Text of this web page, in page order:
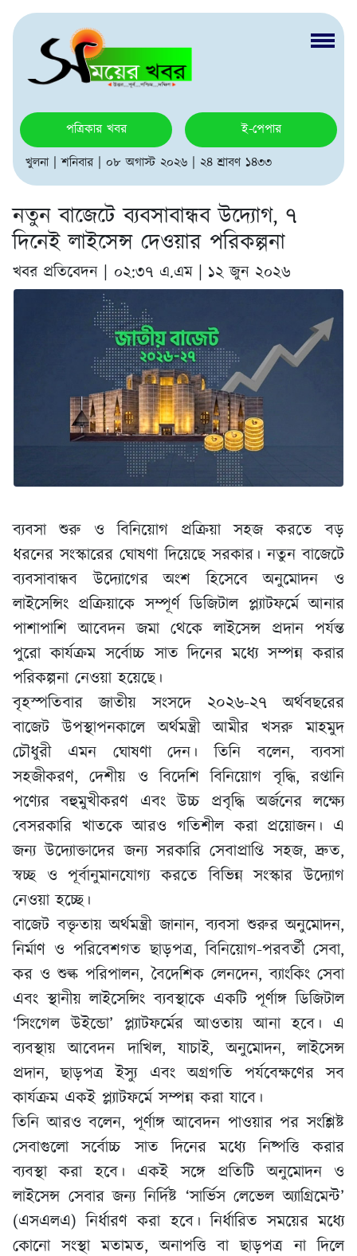
পত্রিকার খবর
ই-পেপার
খুলনা | শনিবার | ০৮ অগাস্ট ২০২৬ | ২৪ শ্রাবণ ১৪৩৩
নতুন বাজেটে ব্যবসাবান্ধব উদ্যোগ, ৭
দিনেই লাইসেন্স দেওয়ার পরিকল্পনা
খবর প্রতিবেদন | ০২:৩৭ এ.এম | ১২ জুন ২০২৬
ব্যবসা শুরু ও বিনিয়োগ প্রক্রিয়া সহজ করতে বড়
ধরনের সংস্কারের ঘোষণা দিয়েছে সরকার। নতুন বাজেটে
ব্যবসাবান্ধব উদ্যোগের অংশ হিসেবে অনুমোদন ও
লাইসেন্সিং প্রক্রিয়াকে সম্পূর্ণ ডিজিটাল প্ল্যাটফর্মে আনার
পাশাপাশি আবেদন জমা থেকে লাইসেন্স প্রদান পর্যন্ত
পুরো কার্যক্রম সর্বোচ্চ সাত দিনের মধ্যে সম্পন্ন করার
পরিকল্পনা নেওয়া হয়েছে।
বৃহস্পতিবার জাতীয় সংসদে ২০২৬-২৭ অর্থবছরের
বাজেট উপস্থাপনকালে অর্থমন্ত্রী আমীর খসরু মাহমুদ
চৌধুরী এমন ঘোষণা দেন। তিনি বলেন, ব্যবসা
সহজীকরণ, দেশীয় ও বিদেশি বিনিয়োগ বৃদ্ধি, রপ্তানি
পণ্যের বহুমুখীকরণ এবং উচ্চ প্রবৃদ্ধি অর্জনের লক্ষ্যে
বেসরকারি খাতকে আরও গতিশীল করা প্রয়োজন। এ
জন্য উদ্যোক্তাদের জন্য সরকারি সেবাপ্রাপ্তি সহজ, দ্রুত,
স্বচ্ছ ও পূর্বানুমানযোগ্য করতে বিভিন্ন সংস্কার উদ্যোগ
নেওয়া হচ্ছে।
বাজেট বক্তৃতায় অর্থমন্ত্রী জানান, ব্যবসা শুরুর অনুমোদন,
নির্মাণ ও পরিবেশগত ছাড়পত্র, বিনিয়োগ-পরবর্তী সেবা,
কর ও শুল্ক পরিপালন, বৈদেশিক লেনদেন, ব্যাংকিং সেবা
এবং স্থানীয় লাইসেন্সিং ব্যবস্থাকে একটি পূর্ণাঙ্গ ডিজিটাল
‘সিংগেল উইন্ডো’ প্ল্যাটফর্মের আওতায় আনা হবে। এ
ব্যবস্থায় আবেদন দাখিল, যাচাই, অনুমোদন, লাইসেন্স
প্রদান, ছাড়পত্র ইস্যু এবং অগ্রগতি পর্যবেক্ষণের সব
কার্যক্রম একই প্ল্যাটফর্মে সম্পন্ন করা যাবে।
তিনি আরও বলেন, পূর্ণাঙ্গ আবেদন পাওয়ার পর সংশ্লিষ্ট
সেবাগুলো সর্বোচ্চ সাত দিনের মধ্যে নিষ্পত্তি করার
ব্যবস্থা করা হবে। একই সঙ্গে প্রতিটি অনুমোদন ও
লাইসেন্স সেবার জন্য নির্দিষ্ট ‘সার্ভিস লেভেল অ্যাগ্রিমেন্ট’
(এসএলএ) নির্ধারণ করা হবে। নির্ধারিত সময়ের মধ্যে
কোনো সংস্থা মতামত, অনাপত্তি বা ছাড়পত্র না দিলে